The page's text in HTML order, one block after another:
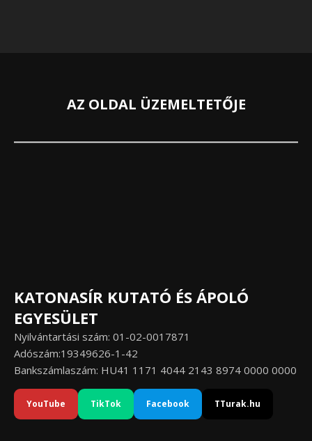
AZ OLDAL ÜZEMELTETŐJE
KATONASÍR KUTATÓ ÉS ÁPOLÓ
EGYESÜLET
Nyilvántartási szám: 01-02-0017871
Adószám:19349626-1-42
Bankszámlaszám: HU41 1171 4044 2143 8974 0000 0000
YouTube TikTok Facebook TTurak.hu